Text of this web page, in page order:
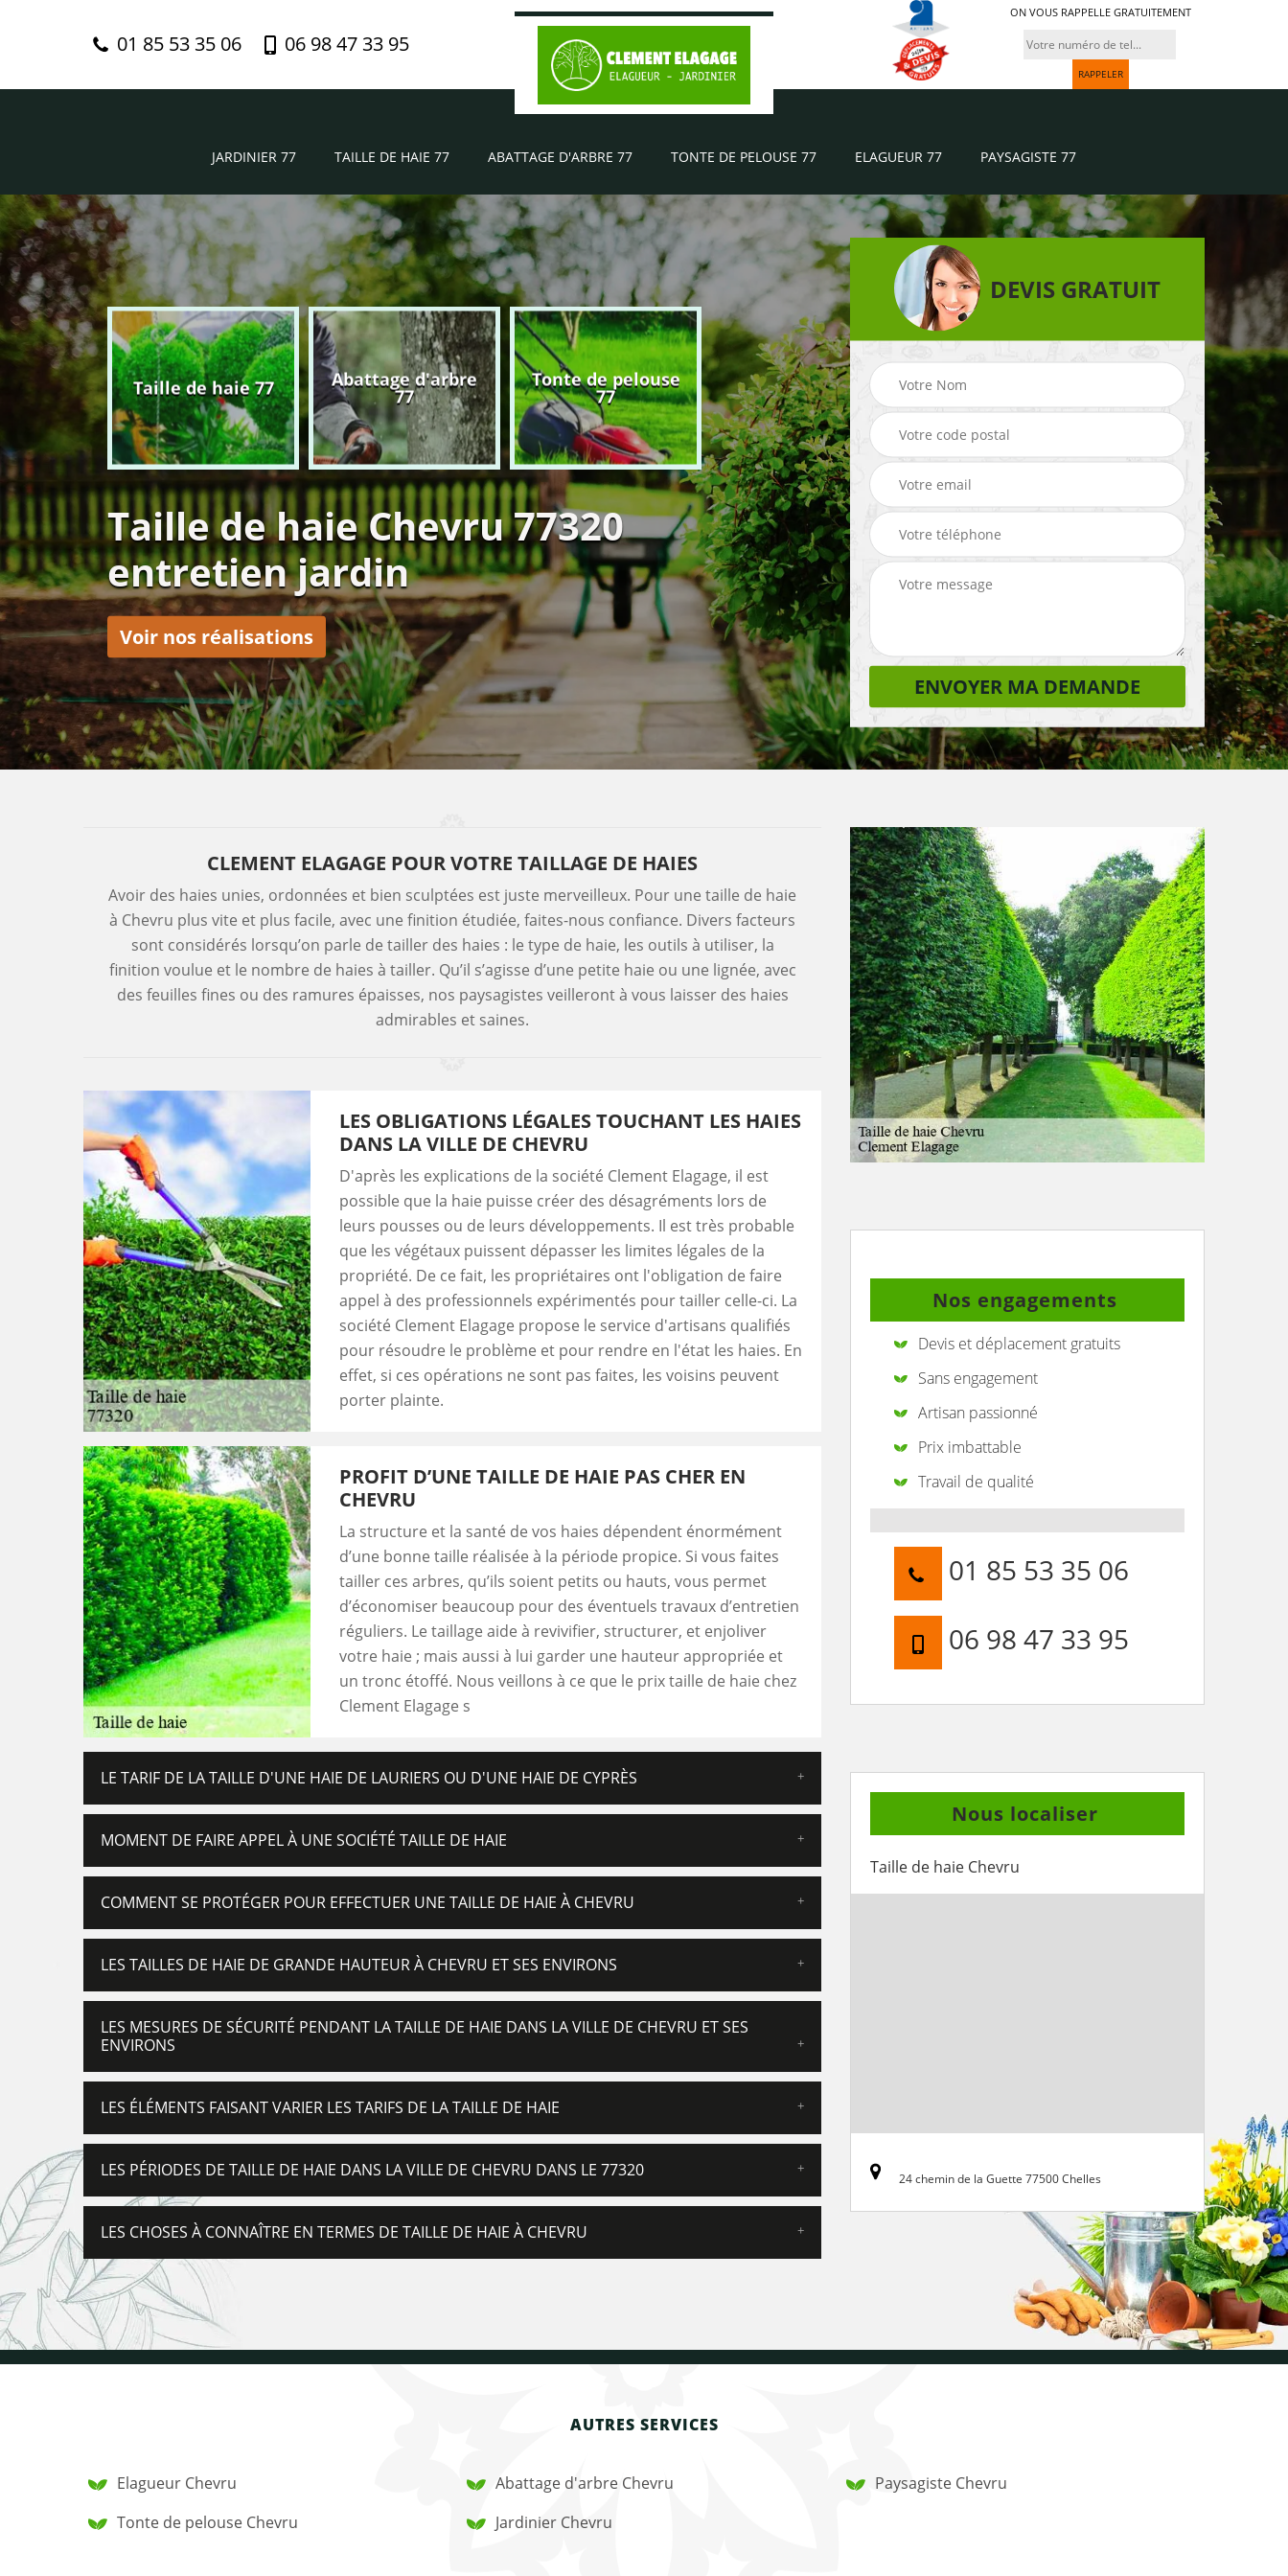
01 85 53 35 06 06 98 47 33 95
ON VOUS RAPPELLE GRATUITEMENT
JARDINIER 77 TAILLE DE HAIE 77 ABATTAGE D'ARBRE 77 TONTE DE PELOUSE 77 ELAGUEUR 77 PAYSAGISTE 77
Taille de haie 77 Abattage d'arbre
77
Tonte de pelouse
77 Elagueur 77 Paysagiste 77 Jardinier 77
Taille de haie Chevru 77320
entretien jardin
Voir nos réalisations
DEVIS GRATUIT
CLEMENT ELAGAGE POUR VOTRE TAILLAGE DE HAIES
Avoir des haies unies, ordonnées et bien sculptées est juste merveilleux. Pour une taille de haie
à Chevru plus vite et plus facile, avec une finition étudiée, faites-nous confiance. Divers facteurs
sont considérés lorsqu’on parle de tailler des haies : le type de haie, les outils à utiliser, la
finition voulue et le nombre de haies à tailler. Qu’il s’agisse d’une petite haie ou une lignée, avec
des feuilles fines ou des ramures épaisses, nos paysagistes veilleront à vous laisser des haies
admirables et saines.
LES OBLIGATIONS LÉGALES TOUCHANT LES HAIES
DANS LA VILLE DE CHEVRU
D'après les explications de la société Clement Elagage, il est
possible que la haie puisse créer des désagréments lors de
leurs pousses ou de leurs développements. Il est très probable
que les végétaux puissent dépasser les limites légales de la
propriété. De ce fait, les propriétaires ont l'obligation de faire
appel à des professionnels expérimentés pour tailler celle-ci. La
société Clement Elagage propose le service d'artisans qualifiés
pour résoudre le problème et pour rendre en l'état les haies. En
effet, si ces opérations ne sont pas faites, les voisins peuvent
porter plainte.
PROFIT D’UNE TAILLE DE HAIE PAS CHER EN
CHEVRU
La structure et la santé de vos haies dépendent énormément
d’une bonne taille réalisée à la période propice. Si vous faites
tailler ces arbres, qu’ils soient petits ou hauts, vous permet
d’économiser beaucoup pour des éventuels travaux d’entretien
réguliers. Le taillage aide à revivifier, structurer, et enjoliver
votre haie ; mais aussi à lui garder une hauteur appropriée et
un tronc étoffé. Nous veillons à ce que le prix taille de haie chez
Clement Elagage s
LE TARIF DE LA TAILLE D'UNE HAIE DE LAURIERS OU D'UNE HAIE DE CYPRÈS
MOMENT DE FAIRE APPEL À UNE SOCIÉTÉ TAILLE DE HAIE
COMMENT SE PROTÉGER POUR EFFECTUER UNE TAILLE DE HAIE À CHEVRU
LES TAILLES DE HAIE DE GRANDE HAUTEUR À CHEVRU ET SES ENVIRONS
LES MESURES DE SÉCURITÉ PENDANT LA TAILLE DE HAIE DANS LA VILLE DE CHEVRU ET SES
ENVIRONS
LES ÉLÉMENTS FAISANT VARIER LES TARIFS DE LA TAILLE DE HAIE
LES PÉRIODES DE TAILLE DE HAIE DANS LA VILLE DE CHEVRU DANS LE 77320
LES CHOSES À CONNAÎTRE EN TERMES DE TAILLE DE HAIE À CHEVRU
Nos engagements
Devis et déplacement gratuits
Sans engagement
Artisan passionné
Prix imbattable
Travail de qualité
01 85 53 35 06
06 98 47 33 95
Nous localiser
Taille de haie Chevru
24 chemin de la Guette 77500 Chelles
AUTRES SERVICES
Elagueur Chevru
Tonte de pelouse Chevru
Abattage d'arbre Chevru
Jardinier Chevru
Paysagiste Chevru